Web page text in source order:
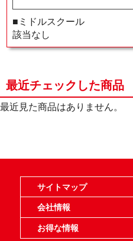
■ミドルスクール
該当なし
最近チェックした商品
最近見た商品はありません。
サイトマップ
オンラインショップ
買取
記事
選手一覧
デッキ検索
デッキ構築
イベント・大会
店舗のご案内
お問い合わせ
ヘルプ
FAQ
会社情報
利用規約
スタッフ募集
特定商取引法表示
個人情報保護指針
企業情報
お得な情報